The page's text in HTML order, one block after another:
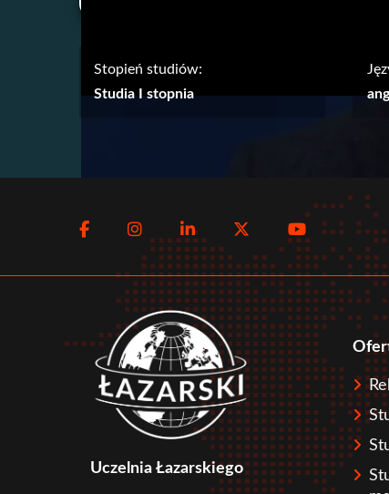
Stopień studiów:
Studia I stopnia
Social
menu
FacebookInstagram
LinkedInTwitter
Uczelnia Łazarskiego